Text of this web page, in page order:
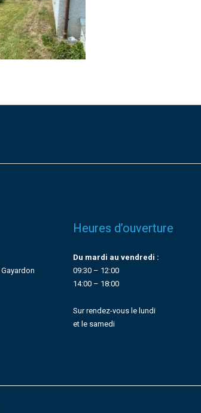
Heures d’ouverture
Du mardi au vendredi :
09:30 – 12:00
14:00 – 18:00
Sur rendez-vous le lundi
et le samedi